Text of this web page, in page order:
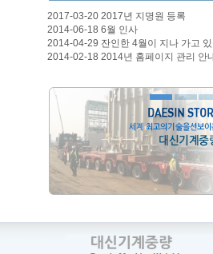
2017-03-20 2017년 지명원 등록
2014-06-18 6월 인사
2014-04-29 잔인한 4월이 지나 가고
2014-02-18 2014년 홈페이지 관리 안